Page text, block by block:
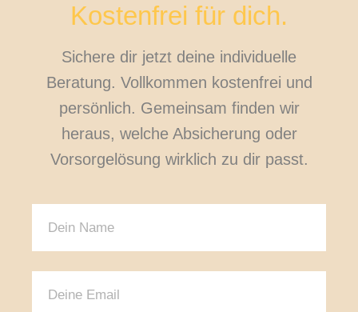
Kostenfrei für dich.
Sichere dir jetzt deine individuelle
Beratung. Vollkommen kostenfrei und
persönlich. Gemeinsam finden wir
heraus, welche Absicherung oder
Vorsorgelösung wirklich zu dir passt.